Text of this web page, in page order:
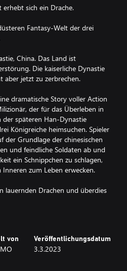
sich ein Drache.
Fantasy-Welt der drei
China. Das Land ist
Die kaiserliche Dynastie
aber jetzt zu zerbrechen.
dramatische Story voller Action
der für das Überleben in
der späteren Han-Dynastie
Königreiche heimsuchen. Spieler
der Grundlage der chinesischen
und feindliche Soldaten ab und
ein Schnippchen zu schlagen,
zum Leben erwecken.
lauernden Drachen und überdies
ist. Dies ist die
Hauptperson aus der
von Veröffentlichungsdatum
3.3.2023